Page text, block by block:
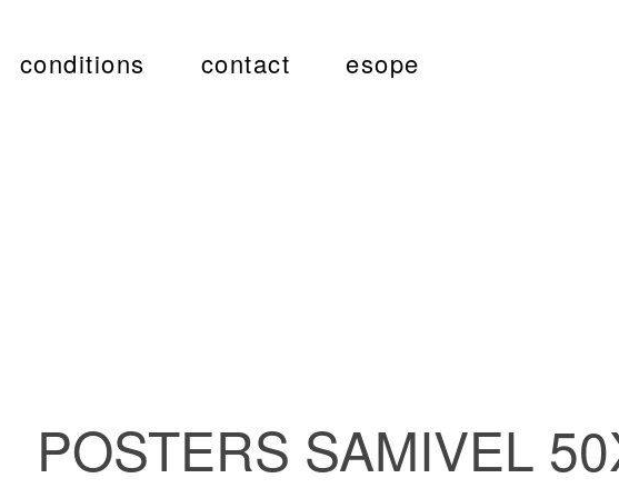
conditions contact esope
POSTERS SAMIVEL